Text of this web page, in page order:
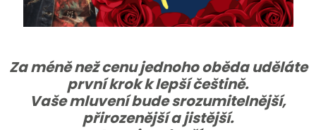
Za méně než cenu jednoho oběda uděláte
první krok k lepší češtině.
Vaše mluvení bude srozumitelnější,
přirozenější a jistější.